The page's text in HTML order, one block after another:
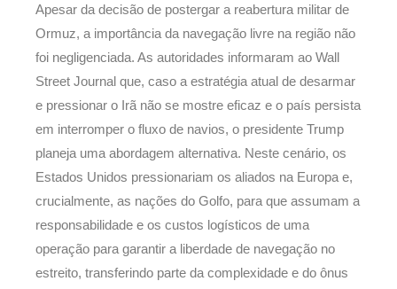
Apesar da decisão de postergar a reabertura militar de
Ormuz, a importância da navegação livre na região não
foi negligenciada. As autoridades informaram ao Wall
Street Journal que, caso a estratégia atual de desarmar
e pressionar o Irã não se mostre eficaz e o país persista
em interromper o fluxo de navios, o presidente Trump
planeja uma abordagem alternativa. Neste cenário, os
Estados Unidos pressionariam os aliados na Europa e,
crucialmente, as nações do Golfo, para que assumam a
responsabilidade e os custos logísticos de uma
operação para garantir a liberdade de navegação no
estreito, transferindo parte da complexidade e do ônus